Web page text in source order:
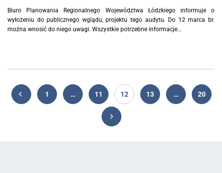
Biuro Planowania Regionalnego Województwa Łódzkiego informuje o
wyłożeniu do publicznego wglądu, projektu tego audytu. Do 12 marca br.
można wnosić do niego uwagi. Wszystkie potrzebne informacje...
1 … 11 12 13 … 20